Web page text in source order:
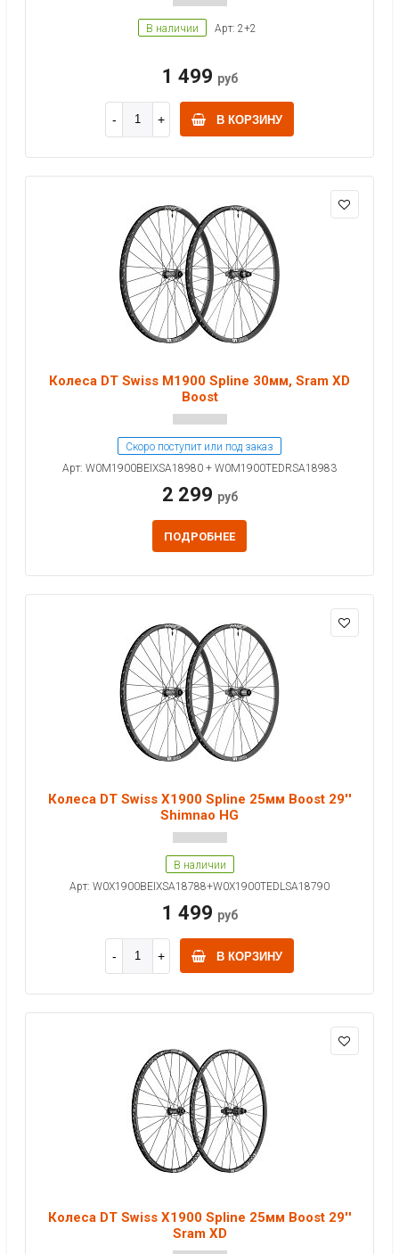
В наличии Арт: 2+2
1 499 руб
В КОРЗИНУ
Колеса DT Swiss M1900 Spline 30мм, Sram XD
Boost
Скоро поступит или под заказ
Арт: W0M1900BEIXSA18980 + W0M1900TEDRSA18983
2 299 руб
ПОДРОБНЕЕ
Колеса DT Swiss X1900 Spline 25мм Boost 29''
Shimnao HG
В наличии
Арт: W0X1900BEIXSA18788+W0X1900TEDLSA18790
1 499 руб
В КОРЗИНУ
Колеса DT Swiss X1900 Spline 25мм Boost 29''
Sram XD